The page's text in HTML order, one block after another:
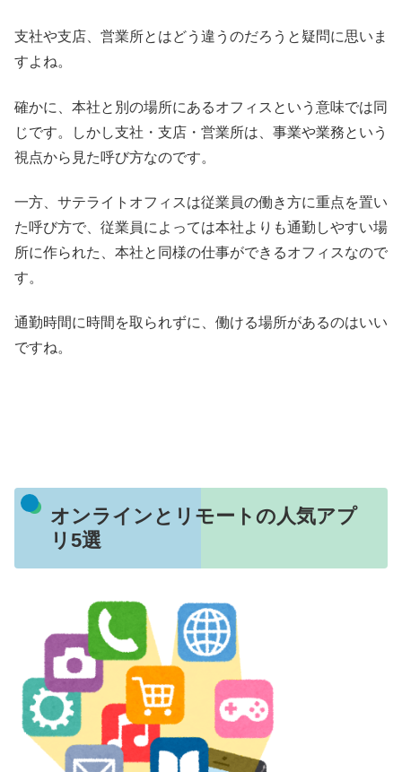
支社や支店、営業所とはどう違うのだろうと疑問に思いま
すよね。
確かに、本社と別の場所にあるオフィスという意味では同
じです。しかし支社・支店・営業所は、事業や業務という
視点から見た呼び方なのです。
一方、サテライトオフィスは従業員の働き方に重点を置い
た呼び方で、従業員によっては本社よりも通勤しやすい場
所に作られた、本社と同様の仕事ができるオフィスなので
す。
通勤時間に時間を取られずに、働ける場所があるのはいい
ですね。
オンラインとリモートの人気アプ
リ5選